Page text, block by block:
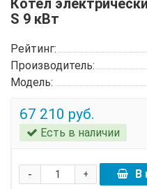
S 9 кВт
Рейтинг:
Производитель:
Модель:
67 210 руб.
Есть в наличии
+
- В